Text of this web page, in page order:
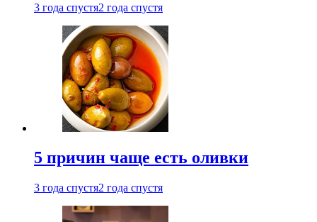
3 года спустя2 года спустя
5 причин чаще есть оливки
3 года спустя2 года спустя